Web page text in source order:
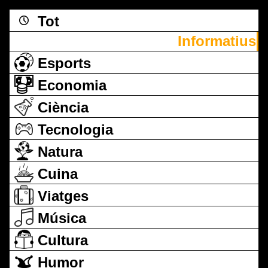
Tot
Informatius
Esports
Economia
Ciència
Tecnologia
Natura
Cuina
Viatges
Música
Cultura
Humor